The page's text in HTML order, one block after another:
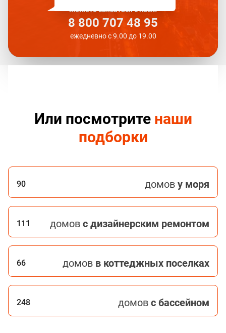
Можете связаться с нами
8 800 707 48 95
ежедневно с 9.00 до 19.00
Или посмотрите наши
подборки
90 домов у моря
111 домов с дизайнерским ремонтом
66 домов в коттеджных поселках
248 домов с бассейном